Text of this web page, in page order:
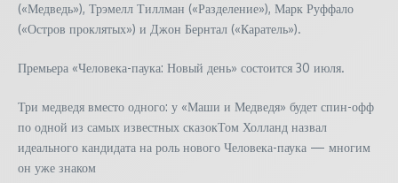
(«Медведь»), Трэмелл Тиллман («Разделение»), Марк Руффало
(«Остров проклятых») и Джон Бернтал («Каратель»).
Премьера «Человека-паука: Новый день» состоится 30 июля.
Три медведя вместо одного: у «Маши и Медведя» будет спин-офф
по одной из самых известных сказокТом Холланд назвал
идеального кандидата на роль нового Человека-паука — многим
он уже знаком